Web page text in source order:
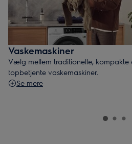
Vaskemaskiner
Vælg mellem traditionelle, kompakte
topbetjente vaskemaskiner.
Se mere